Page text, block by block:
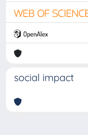
social impact